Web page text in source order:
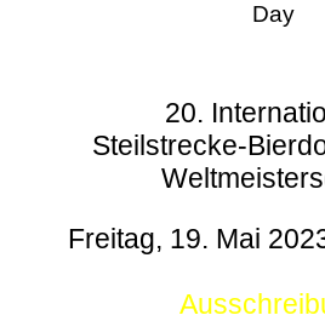
Day
20.
Steilstrecke-
Freitag, 19. Mai